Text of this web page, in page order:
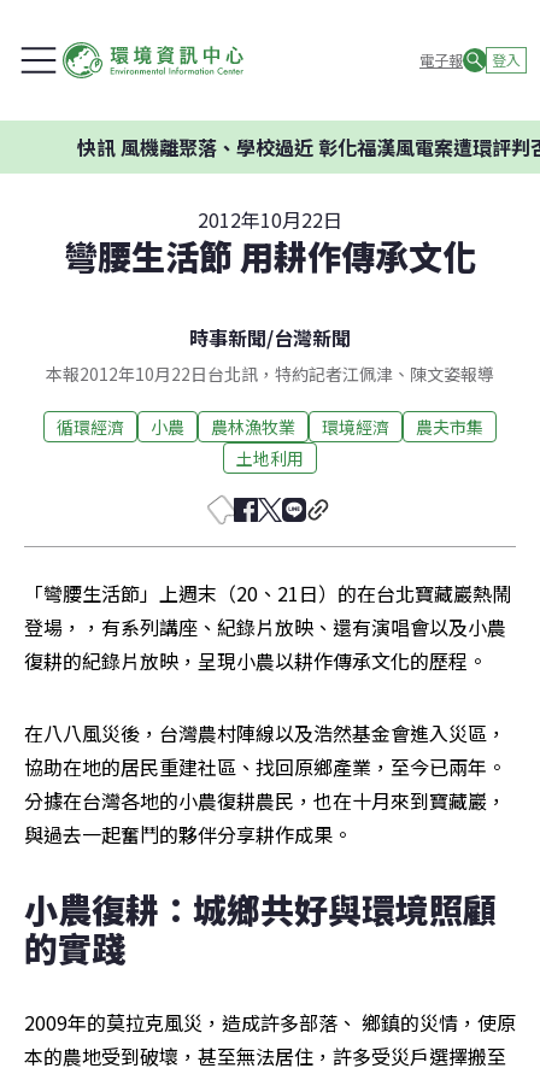
電子報 登入
風機離聚落、學校過近 彰化福漢風電案遭環評判否決
2012年10月22日
彎腰生活節 用耕作傳承文化
時事新聞/台灣新聞
本報2012年10月22日台北訊，特約記者江佩津、陳文姿報導
循環經濟 小農 農林漁牧業 環境經濟
農夫市集
土地利用
「彎腰生活節」上週末（20、21日）的在台北寶藏巖熱鬧
登場，，有系列講座、紀錄片放映、還有演唱會以及小農
復耕的紀錄片放映，呈現小農以耕作傳承文化的歷程。
在八八風災後，台灣農村陣線以及浩然基金會進入災區，
協助在地的居民重建社區、找回原鄉產業，至今已兩年。
分據在台灣各地的小農復耕農民，也在十月來到寶藏巖，
與過去一起奮鬥的夥伴分享耕作成果。
小農復耕：城鄉共好與環境照顧
的實踐
2009年的莫拉克風災，造成許多部落、 鄉鎮的災情，使原
本的農地受到破壞，甚至無法居住，許多受災戶選擇搬至